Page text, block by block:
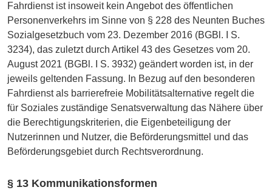
Fahrdienst ist insoweit kein Angebot des öffentlichen
Personenverkehrs im Sinne von § 228 des Neunten Buches
Sozialgesetzbuch vom 23. Dezember 2016 (BGBl. I S.
3234), das zuletzt durch Artikel 43 des Gesetzes vom 20.
August 2021 (BGBl. I S. 3932) geändert worden ist, in der
jeweils geltenden Fassung. In Bezug auf den besonderen
Fahrdienst als barrierefreie Mobilitätsalternative regelt die
für Soziales zuständige Senatsverwaltung das Nähere über
die Berechtigungskriterien, die Eigenbeteiligung der
Nutzerinnen und Nutzer, die Beförderungsmittel und das
Beförderungsgebiet durch Rechtsverordnung.
§ 13 Kommunikationsformen